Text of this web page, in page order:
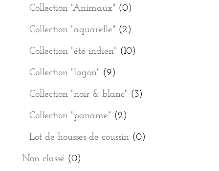
Collection "Animaux" (0)
Collection "aquarelle" (2)
Collection "été indien" (10)
Collection "lagon" (9)
Collection "noir & blanc" (3)
Collection "paname" (2)
Lot de housses de coussin (0)
Non classé (0)